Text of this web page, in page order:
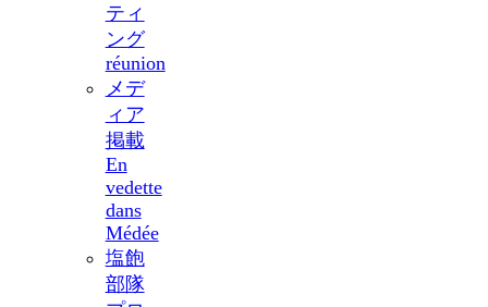
ティ
ング
réunion
メデ
ィア
掲載
En
vedette
dans
Médée
塩飽
部隊